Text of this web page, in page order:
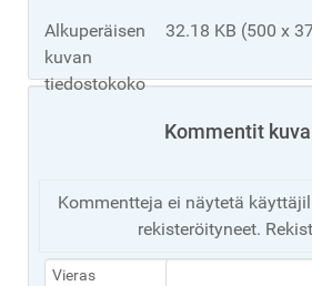
Alkuperäisen
kuvan
tiedostokoko
32.18 KB (500 x
Kommentit
Kommentteja ei näytetä
rekisteröityneet.